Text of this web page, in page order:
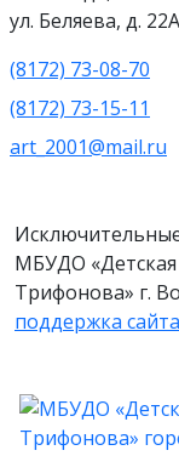
ул. Беляева, д. 22А
(8172) 73-08-70
(8172) 73-15-11
art_2001@mail.ru
МБУДО
Трифонова» г.
поддержка сайта